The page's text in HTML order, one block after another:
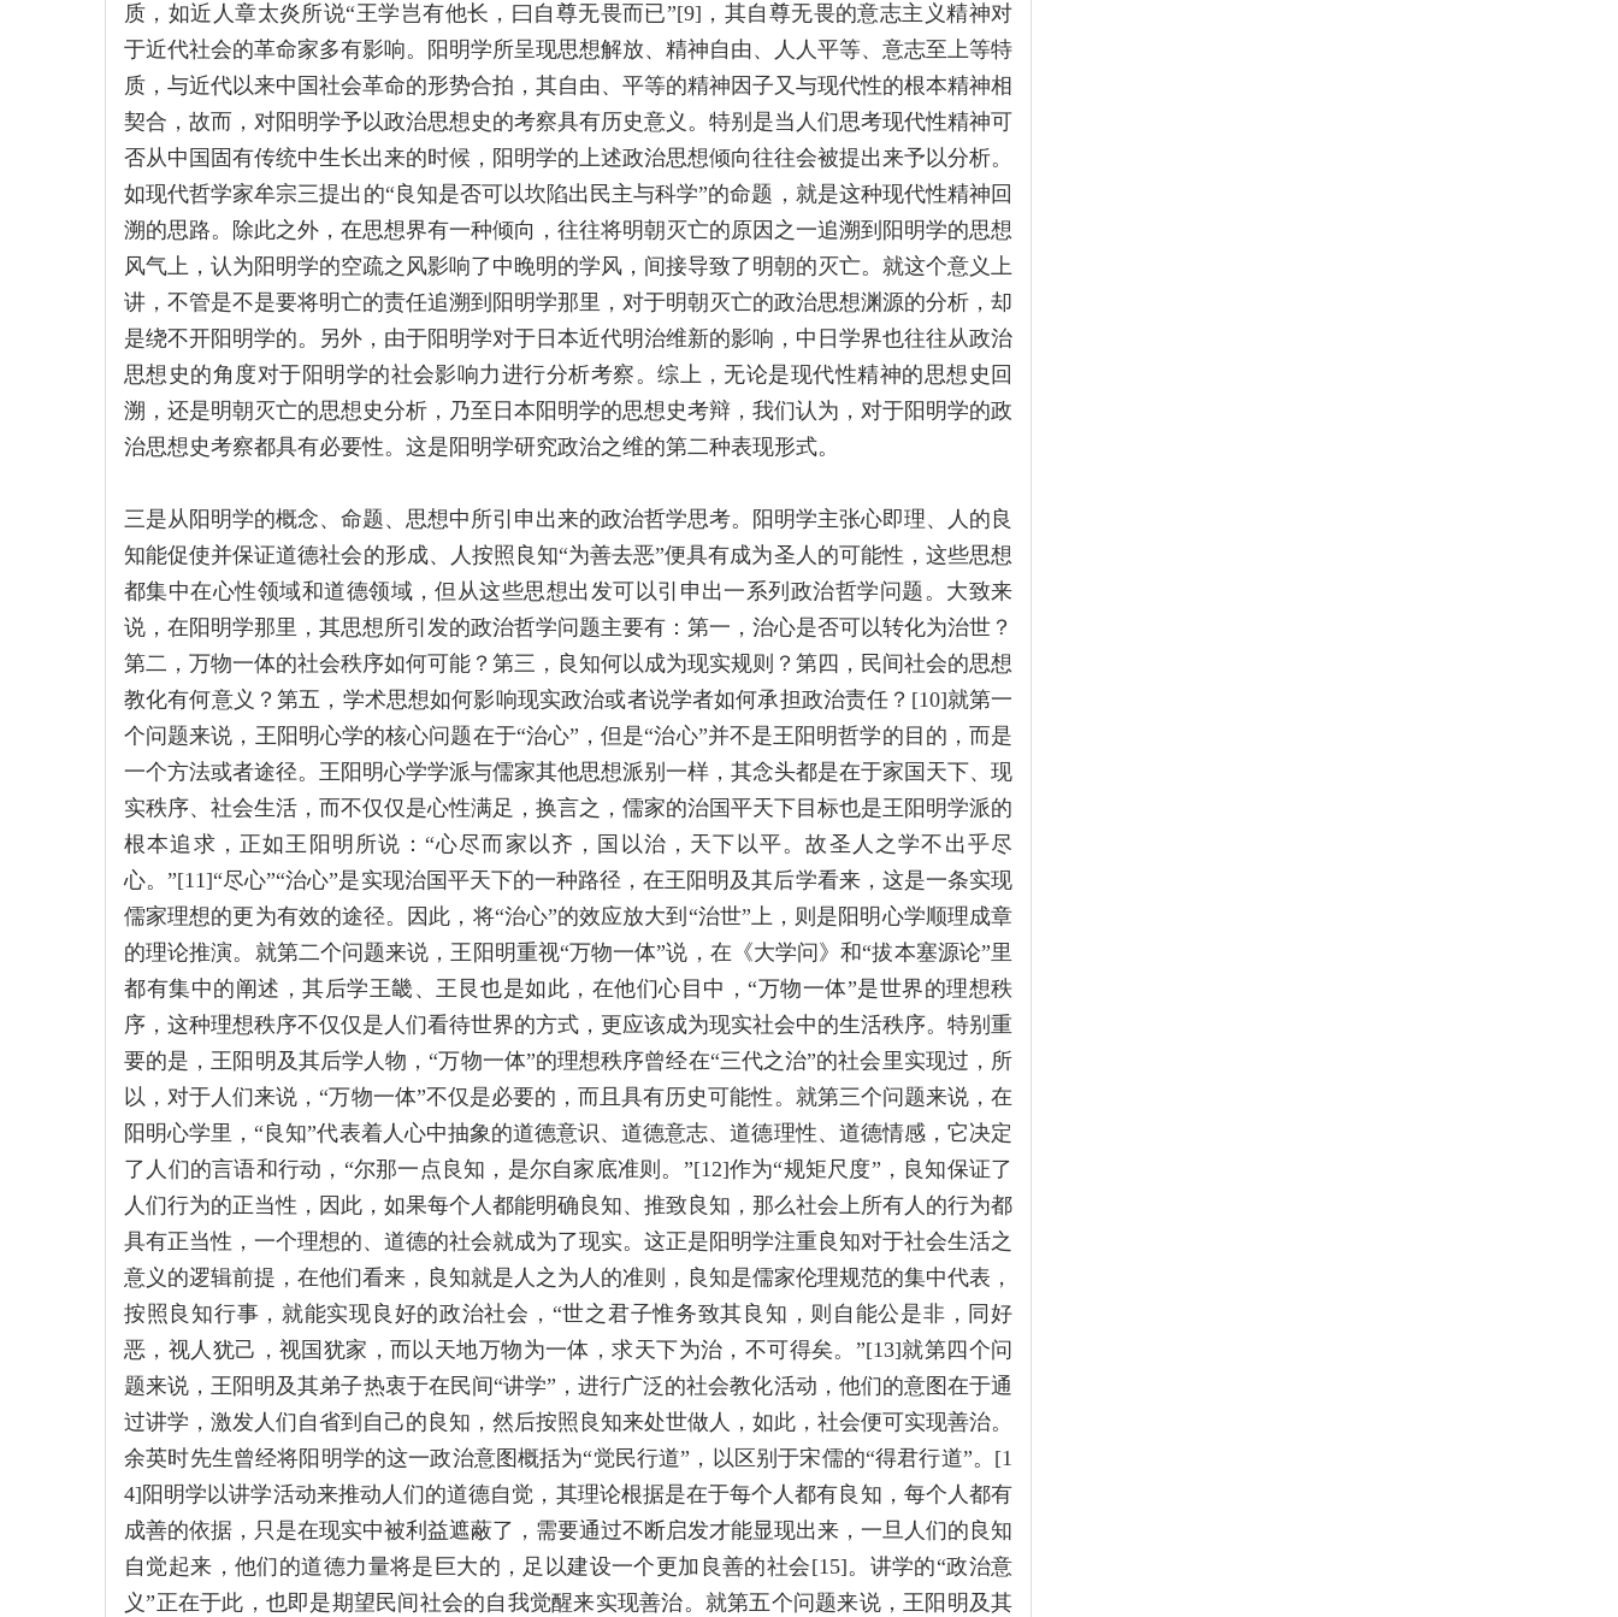
质，如近人章太炎所说“王学岂有他长，曰自尊无畏而已”[9]，其自尊无畏的意志主义精神对
于近代社会的革命家多有影响。阳明学所呈现思想解放、精神自由、人人平等、意志至上等特
质，与近代以来中国社会革命的形势合拍，其自由、平等的精神因子又与现代性的根本精神相
契合，故而，对阳明学予以政治思想史的考察具有历史意义。特别是当人们思考现代性精神可
否从中国固有传统中生长出来的时候，阳明学的上述政治思想倾向往往会被提出来予以分析。
如现代哲学家牟宗三提出的“良知是否可以坎陷出民主与科学”的命题，就是这种现代性精神回
溯的思路。除此之外，在思想界有一种倾向，往往将明朝灭亡的原因之一追溯到阳明学的思想
风气上，认为阳明学的空疏之风影响了中晚明的学风，间接导致了明朝的灭亡。就这个意义上
讲，不管是不是要将明亡的责任追溯到阳明学那里，对于明朝灭亡的政治思想渊源的分析，却
是绕不开阳明学的。另外，由于阳明学对于日本近代明治维新的影响，中日学界也往往从政治
思想史的角度对于阳明学的社会影响力进行分析考察。综上，无论是现代性精神的思想史回
溯，还是明朝灭亡的思想史分析，乃至日本阳明学的思想史考辩，我们认为，对于阳明学的政
治思想史考察都具有必要性。这是阳明学研究政治之维的第二种表现形式。
三是从阳明学的概念、命题、思想中所引申出来的政治哲学思考。阳明学主张心即理、人的良
知能促使并保证道德社会的形成、人按照良知“为善去恶”便具有成为圣人的可能性，这些思想
都集中在心性领域和道德领域，但从这些思想出发可以引申出一系列政治哲学问题。大致来
说，在阳明学那里，其思想所引发的政治哲学问题主要有：第一，治心是否可以转化为治世？
第二，万物一体的社会秩序如何可能？第三，良知何以成为现实规则？第四，民间社会的思想
教化有何意义？第五，学术思想如何影响现实政治或者说学者如何承担政治责任？[10]就第一
个问题来说，王阳明心学的核心问题在于“治心”，但是“治心”并不是王阳明哲学的目的，而是
一个方法或者途径。王阳明心学学派与儒家其他思想派别一样，其念头都是在于家国天下、现
实秩序、社会生活，而不仅仅是心性满足，换言之，儒家的治国平天下目标也是王阳明学派的
根本追求，正如王阳明所说：“心尽而家以齐，国以治，天下以平。故圣人之学不出乎尽
心。”[11]“尽心”“治心”是实现治国平天下的一种路径，在王阳明及其后学看来，这是一条实现
儒家理想的更为有效的途径。因此，将“治心”的效应放大到“治世”上，则是阳明心学顺理成章
的理论推演。就第二个问题来说，王阳明重视“万物一体”说，在《大学问》和“拔本塞源论”里
都有集中的阐述，其后学王畿、王艮也是如此，在他们心目中，“万物一体”是世界的理想秩
序，这种理想秩序不仅仅是人们看待世界的方式，更应该成为现实社会中的生活秩序。特别重
要的是，王阳明及其后学人物，“万物一体”的理想秩序曾经在“三代之治”的社会里实现过，所
以，对于人们来说，“万物一体”不仅是必要的，而且具有历史可能性。就第三个问题来说，在
阳明心学里，“良知”代表着人心中抽象的道德意识、道德意志、道德理性、道德情感，它决定
了人们的言语和行动，“尔那一点良知，是尔自家底准则。”[12]作为“规矩尺度”，良知保证了
人们行为的正当性，因此，如果每个人都能明确良知、推致良知，那么社会上所有人的行为都
具有正当性，一个理想的、道德的社会就成为了现实。这正是阳明学注重良知对于社会生活之
意义的逻辑前提，在他们看来，良知就是人之为人的准则，良知是儒家伦理规范的集中代表，
按照良知行事，就能实现良好的政治社会，“世之君子惟务致其良知，则自能公是非，同好
恶，视人犹己，视国犹家，而以天地万物为一体，求天下为治，不可得矣。”[13]就第四个问
题来说，王阳明及其弟子热衷于在民间“讲学”，进行广泛的社会教化活动，他们的意图在于通
过讲学，激发人们自省到自己的良知，然后按照良知来处世做人，如此，社会便可实现善治。
余英时先生曾经将阳明学的这一政治意图概括为“觉民行道”，以区别于宋儒的“得君行道”。[1
4]阳明学以讲学活动来推动人们的道德自觉，其理论根据是在于每个人都有良知，每个人都有
成善的依据，只是在现实中被利益遮蔽了，需要通过不断启发才能显现出来，一旦人们的良知
自觉起来，他们的道德力量将是巨大的，足以建设一个更加良善的社会[15]。讲学的“政治意
义”正在于此，也即是期望民间社会的自我觉醒来实现善治。就第五个问题来说，王阳明及其